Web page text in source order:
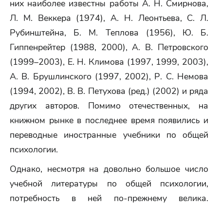
них наиболее известны работы А. Н. Смирнова,
Л. М. Веккера (1974), А. Н. Леонтьева, С. Л.
Рубинштейна, Б. М. Теплова (1956), Ю. Б.
Гиппенрейтер (1988, 2000), А. В. Петровского
(1999–2003), Е. Н. Климова (1997, 1999, 2003),
А. В. Брушлинского (1997, 2002), Р. С. Немова
(1994, 2002), В. В. Петухова (ред.) (2002) и ряда
других авторов. Помимо отечественных, на
книжном рынке в последнее время появились и
переводные иностранные учебники по общей
психологии.
Однако, несмотря на довольно большое число
учебной литературы по общей психологии,
потребность в ней по-прежнему велика.